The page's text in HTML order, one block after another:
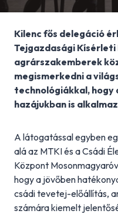
Kilenc fős delegáció
Tejgazdasági
agrárszakemberek
megismerkedni a
technológiákkal, hogy
hazájukban is
A látogatással egyben
alá az MTKI és a Csádi
Központ
hogy a jövőben
csádi tevetej-előállítás,
számára kiemelt